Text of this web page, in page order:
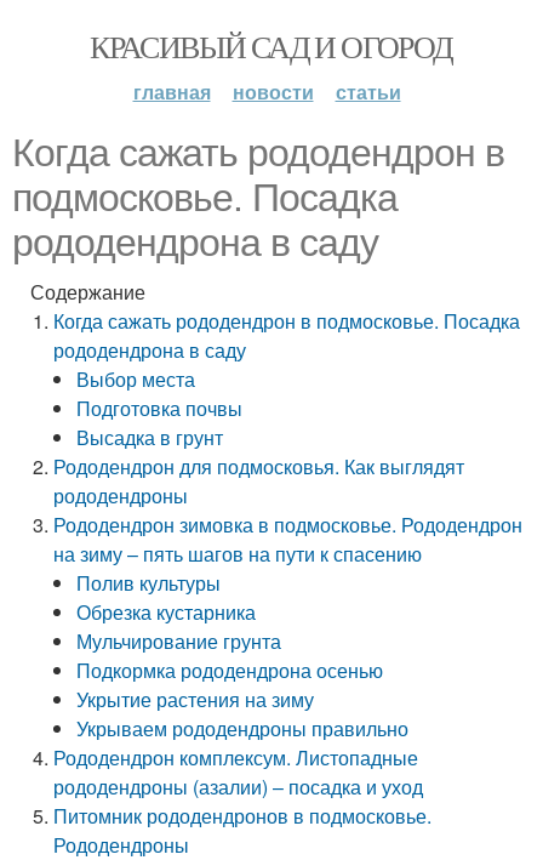
КРАСИВЫЙ САД И ОГОРОД
главная новости статьи
Когда сажать рододендрон в
подмосковье. Посадка
рододендрона в саду
Содержание
Когда сажать рододендрон в подмосковье. Посадка
рододендрона в саду
Выбор места
Подготовка почвы
Высадка в грунт
Рододендрон для подмосковья. Как выглядят
рододендроны
Рододендрон зимовка в подмосковье. Рододендрон
на зиму – пять шагов на пути к спасению
Полив культуры
Обрезка кустарника
Мульчирование грунта
Подкормка рододендрона осенью
Укрытие растения на зиму
Укрываем рододендроны правильно
Рододендрон комплексум. Листопадные
рододендроны (азалии) – посадка и уход
Питомник рододендронов в подмосковье.
Рододендроны